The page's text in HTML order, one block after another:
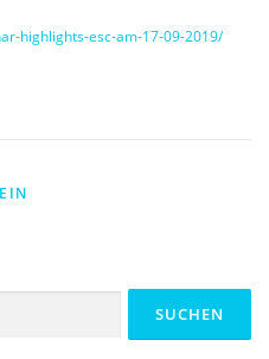
highlights-esc-am-17-09-2019/